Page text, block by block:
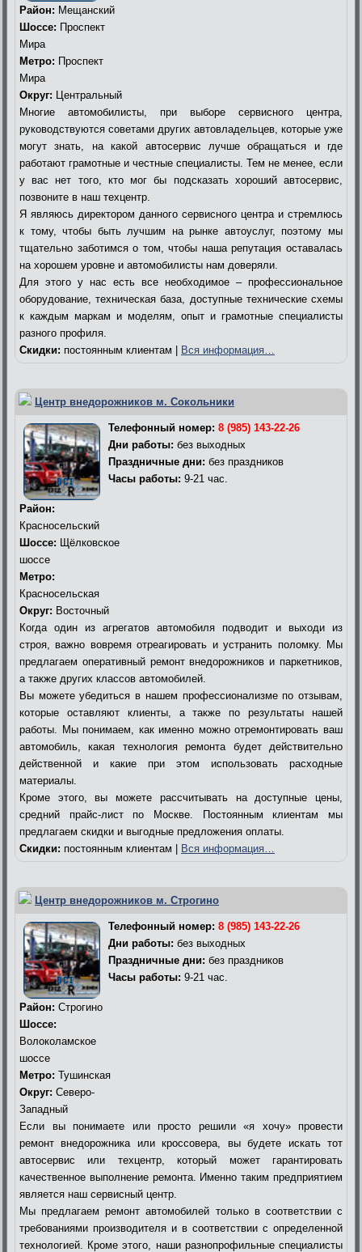
Район: Мещанский
Шоссе: Проспект
Мира
Метро: Проспект
Мира
Округ: Центральный
Многие автомобилисты, при выборе сервисного центра,
руководствуются советами других автовладельцев, которые уже
могут знать, на какой автосервис лучше обращаться и где
работают грамотные и честные специалисты. Тем не менее, если
у вас нет того, кто мог бы подсказать хороший автосервис,
позвоните в наш техцентр.
Я являюсь директором данного сервисного центра и стремлюсь
к тому, чтобы быть лучшим на рынке автоуслуг, поэтому мы
тщательно заботимся о том, чтобы наша репутация оставалась
на хорошем уровне и автомобилисты нам доверяли.
Для этого у нас есть все необходимое – профессиональное
оборудование, техническая база, доступные технические схемы
к каждым маркам и моделям, опыт и грамотные специалисты
разного профиля.
Скидки: постоянным клиентам | Вся информация…
Центр внедорожников м. Сокольники
Телефонный номер: 8 (985) 143-22-26
Дни работы: без выходных
Праздничные дни: без праздников
Часы работы: 9-21 час.
Район:
Красносельский
Шоссе: Щёлковское
шоссе
Метро:
Красносельская
Округ: Восточный
Когда один из агрегатов автомобиля подводит и выходи из
строя, важно вовремя отреагировать и устранить поломку. Мы
предлагаем оперативный ремонт внедорожников и паркетников,
а также других классов автомобилей.
Вы можете убедиться в нашем профессионализме по отзывам,
которые оставляют клиенты, а также по результаты нашей
работы. Мы понимаем, как именно можно отремонтировать ваш
автомобиль, какая технология ремонта будет действительно
действенной и какие при этом использовать расходные
материалы.
Кроме этого, вы можете рассчитывать на доступные цены,
средний прайс-лист по Москве. Постоянным клиентам мы
предлагаем скидки и выгодные предложения оплаты.
Скидки: постоянным клиентам | Вся информация…
Центр внедорожников м. Строгино
Телефонный номер: 8 (985) 143-22-26
Дни работы: без выходных
Праздничные дни: без праздников
Часы работы: 9-21 час.
Район: Строгино
Шоссе:
Волоколамское
шоссе
Метро: Тушинская
Округ: Северо-
Западный
Если вы понимаете или просто решили «я хочу» провести
ремонт внедорожника или кроссовера, вы будете искать тот
автосервис или техцентр, который может гарантировать
качественное выполнение ремонта. Именно таким предприятием
является наш сервисный центр.
Мы предлагаем ремонт автомобилей только в соответствии с
требованиями производителя и в соответствии с определенной
технологией. Кроме этого, наши разнопрофильные специалисты